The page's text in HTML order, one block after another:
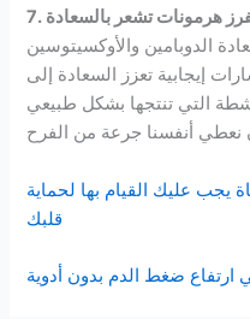
تفرز هرمونات تشعر بالسعادة
الدوبامين والأوكسيتوسين
إيجابية تعزز السعادة إلى
التي تنتجها بشكل طبيعي
يجب عليك القيام بها لحماية
قلبك
ضغط الدم بدون أدوية